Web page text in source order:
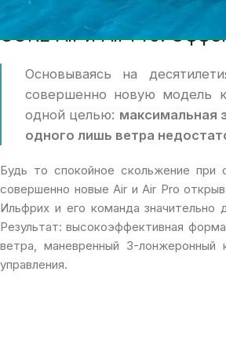
CORE Air и Air Pro:
Основываясь на
совершенно новую модель
одной целью: максимальная
одного лишь ветра
Будь то спокойное скольжение
совершенно новые Air и Air Pro
Ильфрих и его команда значительно
Результат: высокоэффективная
ветра, маневренный 3-лонжеронный
управления.